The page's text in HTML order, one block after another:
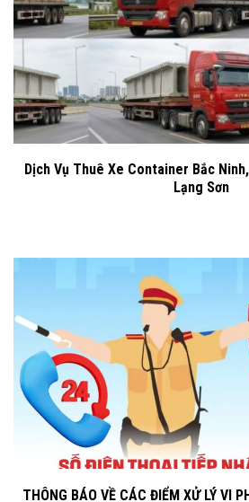
Dịch Vụ Thuê Xe Container Bắc
Lạng Sơn
THÔNG BÁO VỀ CÁC ĐIỂM XỬ LÝ VI